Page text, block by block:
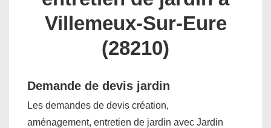
Villemeux-Sur-Eure
(28210)
Demande de devis jardin
Les demandes de devis création,
aménagement, entretien de jardin avec Jardin